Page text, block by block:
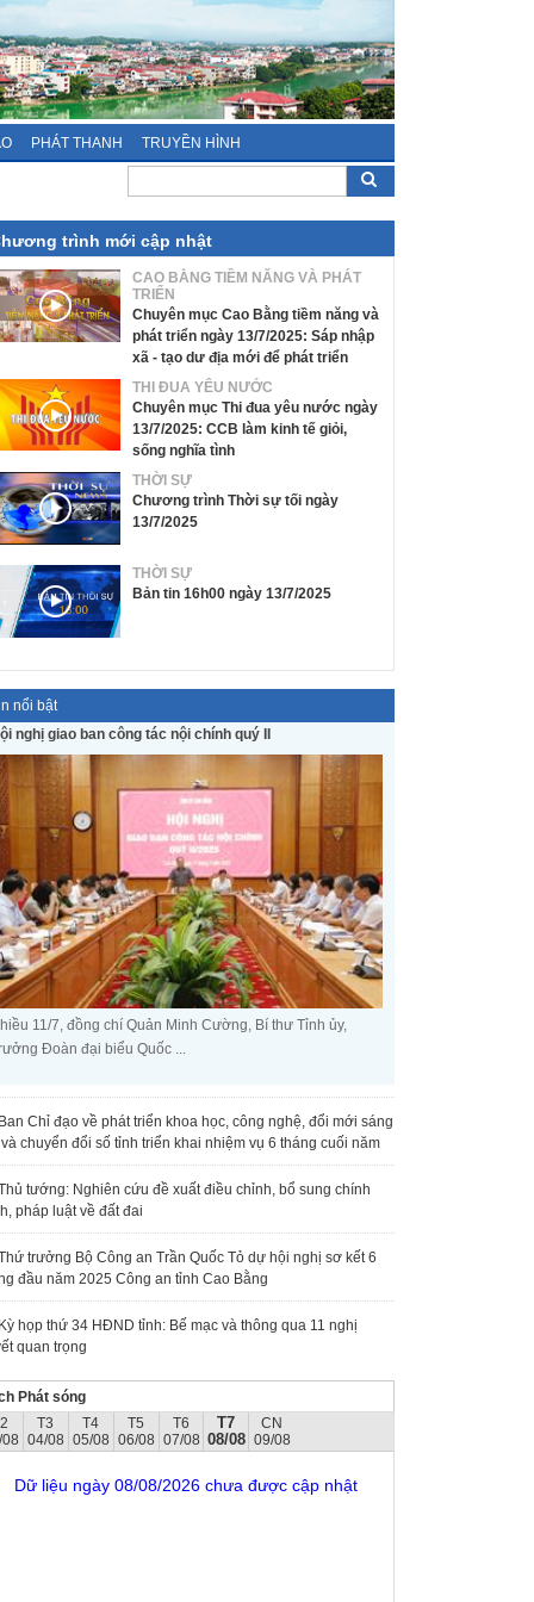
PHÁT THANH TRUYỀN HÌNH
trình mới cập nhật
CAO BẰNG TIỀM NĂNG VÀ PHÁT
TRIỂN
Chuyên mục Cao Bằng tiềm năng và
phát triển ngày 13/7/2025: Sáp nhập
xã - tạo dư địa mới để phát triển
THI ĐUA YÊU NƯỚC
Chuyên mục Thi đua yêu nước ngày
13/7/2025: CCB làm kinh tế giỏi,
sống nghĩa tình
THỜI SỰ
Chương trình Thời sự tối ngày
13/7/2025
THỜI SỰ
Bản tin 16h00 ngày 13/7/2025
nổi bật
nghị giao ban công tác nội chính quý II
11/7, đồng chí Quản Minh Cường, Bí thư Tỉnh ủy,
Đoàn đại biểu Quốc ...
Chỉ đạo về phát triển khoa học, công nghệ, đổi mới sáng
chuyển đổi số tỉnh triển khai nhiệm vụ 6 tháng cuối năm
tướng: Nghiên cứu đề xuất điều chỉnh, bổ sung chính
pháp luật về đất đai
trưởng Bộ Công an Trần Quốc Tỏ dự hội nghị sơ kết 6
đầu năm 2025 Công an tỉnh Cao Bằng
họp thứ 34 HĐND tỉnh: Bế mạc và thông qua 11 nghị
quan trọng
Phát sóng
T3
04/08
T4
05/08
T5
06/08
T6
07/08
T7
08/08
CN
09/08
Dữ liệu ngày 08/08/2026 chưa được cập nhật